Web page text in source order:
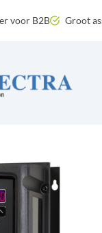
voor B2B Groot